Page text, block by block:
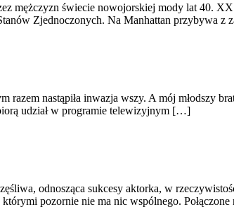
mężczyzn świecie nowojorskiej mody lat 40.
Zjednoczonych. Na Manhattan
nastąpiła inwazja wszy. A mój młodszy
udział w programie telewizyjnym […]
odnosząca sukcesy aktorka, w
pozornie nie ma nic wspólnego.